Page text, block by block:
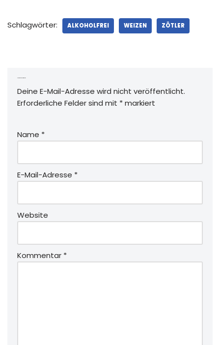
Schlagwörter: ALKOHOLFREI WEIZEN ZÖTLER
Deine E-Mail-Adresse wird nicht veröffentlicht.
Erforderliche Felder sind mit *markiert
Name *
E-Mail-Adresse *
Website
Kommentar *